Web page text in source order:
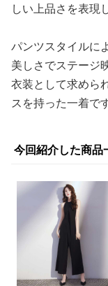
しい上品さを表現
パンツスタイルに
美しさでステージ
衣装として求めら
スを持った一着です
今回紹介した商品